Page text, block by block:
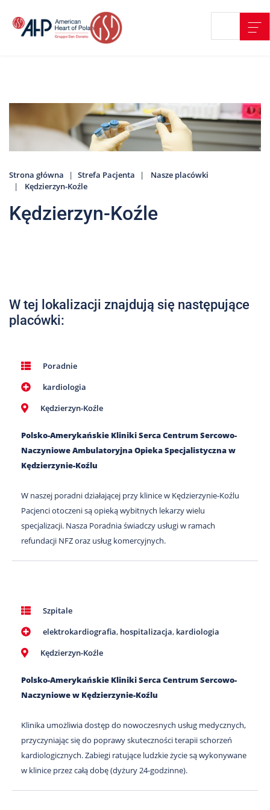
treści
Strefa
Pacjenta
O
nas
Marki
AHP
Galeria
302
Strona główna Strefa Pacjenta
Nasze placówki
Kędzierzyn-Koźle
Kędzierzyn-Koźle
W tej lokalizacji znajdują się następujące
placówki:
Poradnie
kardiologia
Kędzierzyn-Koźle
Polsko-Amerykańskie Kliniki Serca Centrum Sercowo-
Naczyniowe Ambulatoryjna Opieka Specjalistyczna w
Kędzierzynie-Koźlu
W naszej poradni działającej przy klinice w Kędzierzynie-Koźlu
Pacjenci otoczeni są opieką wybitnych lekarzy wielu
specjalizacji. Nasza Poradnia świadczy usługi w ramach
refundacji NFZ oraz usług komercyjnych.
Szpitale
elektrokardiografia, hospitalizacja, kardiologia
Kędzierzyn-Koźle
Polsko-Amerykańskie Kliniki Serca Centrum Sercowo-
Naczyniowe w Kędzierzynie-Koźlu
Klinika umożliwia dostęp do nowoczesnych usług medycznych,
przyczyniając się do poprawy skuteczności terapii schorzeń
kardiologicznych. Zabiegi ratujące ludzkie życie są wykonywane
w klinice przez całą dobę (dyżury 24-godzinne).